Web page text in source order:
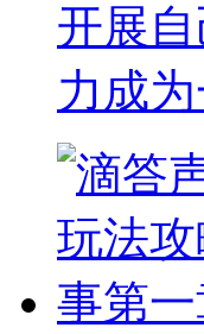
开展
力成为